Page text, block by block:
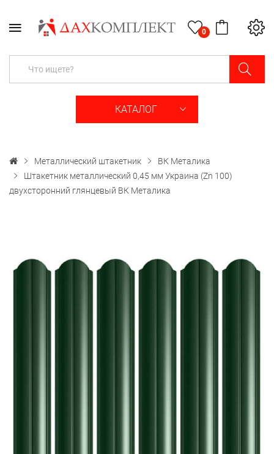
0
КАТАЛОГ
Металлический штакетник
ВК Металика
Штакетник металлический 0,45 мм Украина (Zn 100)
двухсторонний глянцевый ВК Металика